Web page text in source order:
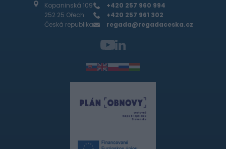
Kopaninská 109
252 25 Ořech
Česká republika
+420 257 960 994
+420 257 961 302
regada@regadaceska.cz